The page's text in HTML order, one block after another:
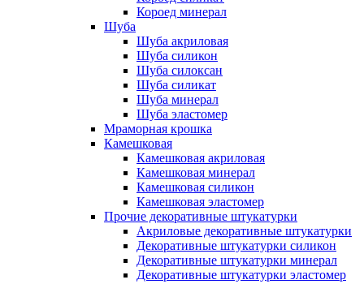
Короед минерал
Шуба
Шуба акриловая
Шуба силикон
Шуба силоксан
Шуба силикат
Шуба минерал
Шуба эластомер
Мраморная крошка
Камешковая
Камешковая акриловая
Камешковая минерал
Камешковая силикон
Камешковая эластомер
Прочие декоративные штукатурки
Акриловые декоративные штукатурки
Декоративные штукатурки силикон
Декоративные штукатурки минерал
Декоративные штукатурки эластомер